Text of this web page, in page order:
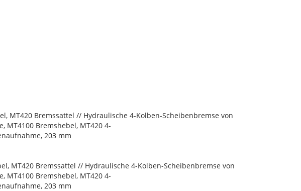
MT420 Bremssattel // Hydraulische 4-Kolben-Scheibenbremse von
MT4100 Bremshebel, MT420 4-
203 mm
MT420 Bremssattel // Hydraulische 4-Kolben-Scheibenbremse von
MT4100 Bremshebel, MT420 4-
203 mm